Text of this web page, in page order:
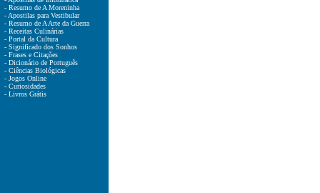
- Resumo de A Moreninha
- Apostilas para Vestibular
- Resumo de A Arte da Guerra
- Receitas Culinárias
- Portal da Cultura
- Significado dos Sonhos
- Frases e Citações
- Dicionário de Português
- Ciências Biológicas
- Jogos Online
- Curiosidades
- Livros Grátis